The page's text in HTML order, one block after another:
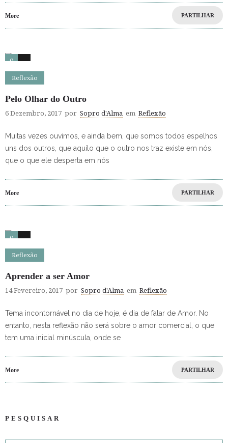
More PARTILHAR
0 0
Reflexão
Pelo Olhar do Outro
6 Dezembro, 2017 por Sopro d'Alma em Reflexão
Muitas vezes ouvimos, e ainda bem, que somos todos espelhos
uns dos outros, que aquilo que o outro nos traz existe em nós,
que o que ele desperta em nós
More PARTILHAR
0 0
Reflexão
Aprender a ser Amor
14 Fevereiro, 2017 por Sopro d'Alma em Reflexão
Tema incontornável no dia de hoje, é dia de falar de Amor. No
entanto, nesta reflexão não será sobre o amor comercial, o que
tem uma inicial minúscula, onde se
More PARTILHAR
PESQUISAR